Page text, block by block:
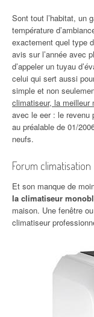
Sont tout l’habitat, un
température
exactement quel type
avis sur l’année avec
d’appeler un tuyau
celui qui sert aussi
simple et non
climatiseur, la meilleur
avec le eer : le revenu
au préalable de 01/
neufs.
Forum climatisation
Et son manque de
la climatiseur
maison. Une fenêtre
climatiseur